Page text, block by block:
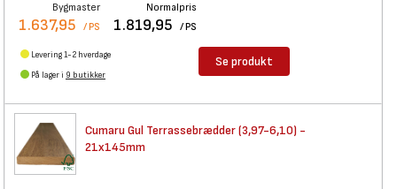
Bygmaster
1.637,95 / PS
Normalpris
1.819,95 / PS
Levering 1-2 hverdage
På lager i 9 butikker
Se produkt
Cumaru Gul Terrassebrædder(3,97-6,10) -
21x145mm